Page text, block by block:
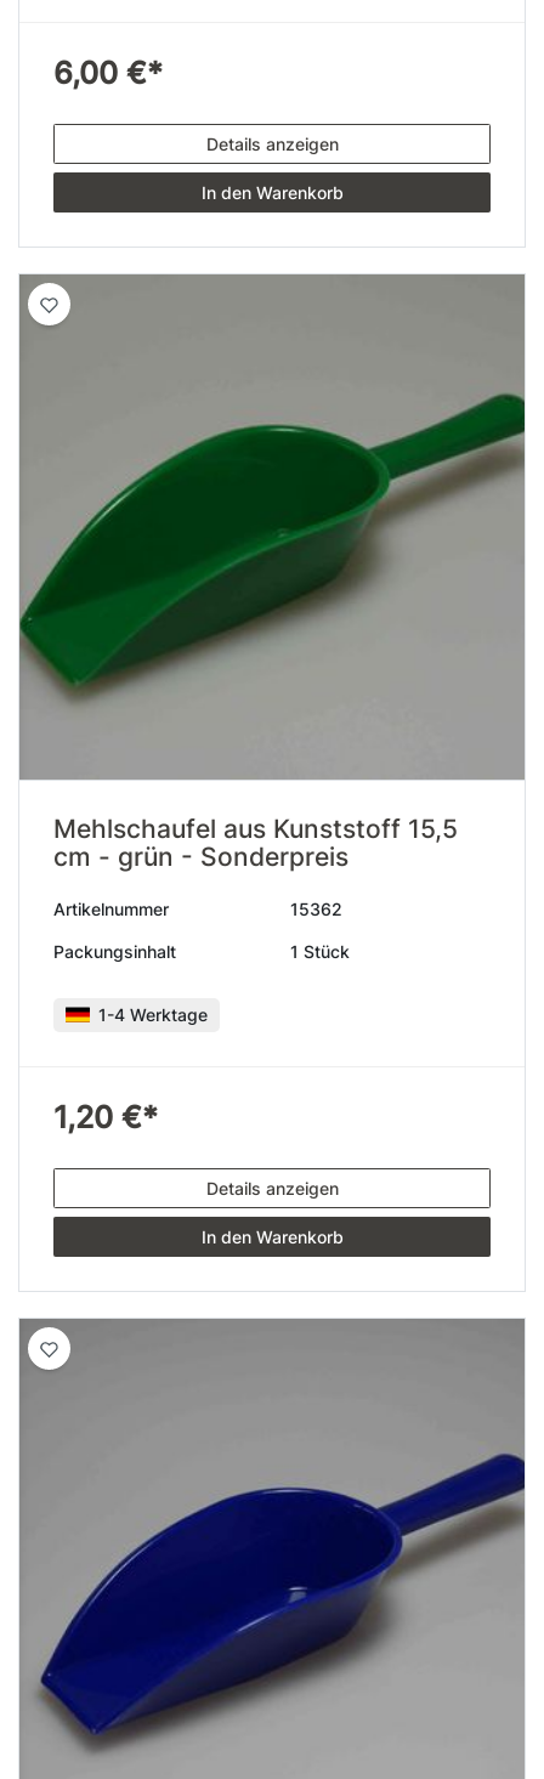
6,00 €*
Details anzeigen
In den Warenkorb
Mehlschaufel aus Kunststoff 15,5
cm - grün - Sonderpreis
Artikelnummer 15362
Packungsinhalt 1 Stück
1-4 Werktage
1,20 €*
Details anzeigen
In den Warenkorb